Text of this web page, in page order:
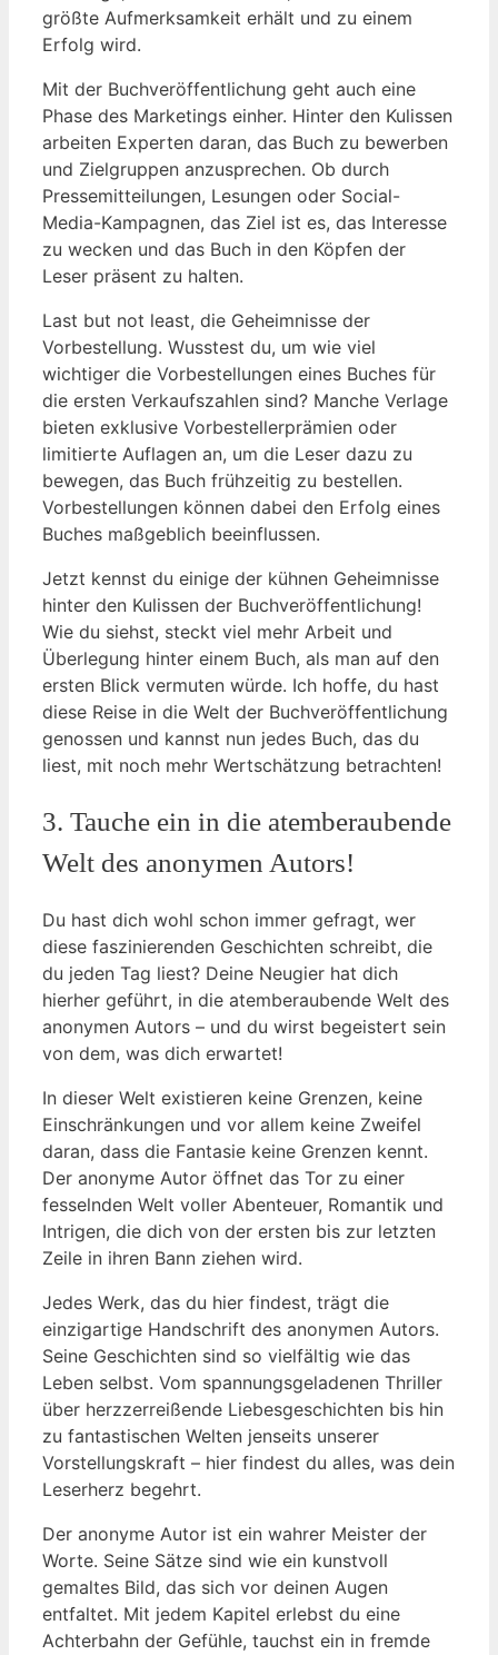
größte Aufmerksamkeit erhält und zu einem
Erfolg wird.
Mit der Buchveröffentlichung geht auch eine
Phase des Marketings einher. Hinter den Kulissen
arbeiten Experten daran, das Buch zu bewerben
und Zielgruppen anzusprechen. Ob durch
Pressemitteilungen, Lesungen oder Social-
Media-Kampagnen, das Ziel ist es, das Interesse
zu wecken und das Buch in den Köpfen der
Leser präsent zu halten.
Last but not least, die Geheimnisse der
Vorbestellung. Wusstest du, um wie viel
wichtiger die Vorbestellungen eines Buches für
die ersten Verkaufszahlen sind? Manche Verlage
bieten exklusive Vorbestellerprämien oder
limitierte Auflagen an, um die Leser dazu zu
bewegen, das Buch frühzeitig zu bestellen.
Vorbestellungen können dabei den Erfolg eines
Buches maßgeblich beeinflussen.
Jetzt kennst du einige der kühnen Geheimnisse
hinter den Kulissen der Buchveröffentlichung!
Wie du siehst, steckt viel mehr Arbeit und
Überlegung hinter einem Buch, als man auf den
ersten Blick vermuten würde. Ich hoffe, du hast
diese Reise in die Welt der Buchveröffentlichung
genossen und kannst nun jedes Buch, das du
liest, mit noch mehr Wertschätzung betrachten!
3. Tauche ein in die atemberaubende
Welt des anonymen Autors!
Du hast dich wohl schon immer gefragt, wer
diese faszinierenden Geschichten schreibt, die
du jeden Tag liest? Deine Neugier hat dich
hierher geführt, in die atemberaubende Welt des
anonymen Autors – und du wirst begeistert sein
von dem, was dich erwartet!
In dieser Welt existieren keine Grenzen, keine
Einschränkungen und vor allem keine Zweifel
daran, dass die Fantasie keine Grenzen kennt.
Der anonyme Autor öffnet das Tor zu einer
fesselnden Welt voller Abenteuer, Romantik und
Intrigen, die dich von der ersten bis zur letzten
Zeile in ihren Bann ziehen wird.
Jedes Werk, das du hier findest, trägt die
einzigartige Handschrift des anonymen Autors.
Seine Geschichten sind so vielfältig wie das
Leben selbst. Vom spannungsgeladenen Thriller
über herzzerreißende Liebesgeschichten bis hin
zu fantastischen Welten jenseits unserer
Vorstellungskraft – hier findest du alles, was dein
Leserherz begehrt.
Der anonyme Autor ist ein wahrer Meister der
Worte. Seine Sätze sind wie ein kunstvoll
gemaltes Bild, das sich vor deinen Augen
entfaltet. Mit jedem Kapitel erlebst du eine
Achterbahn der Gefühle, tauchst ein in fremde